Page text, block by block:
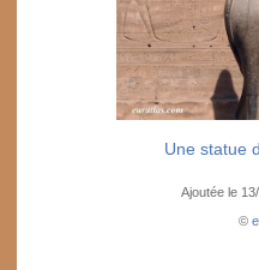
Une statue
Ajoutée le
©